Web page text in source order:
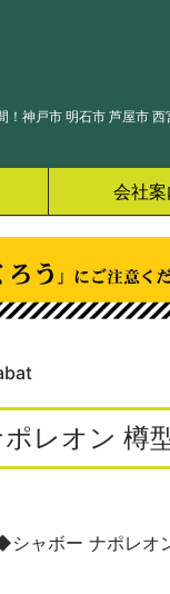
！神戸市 明石市 芦屋市
会社
レオン 樽
シャボー ナポレオ